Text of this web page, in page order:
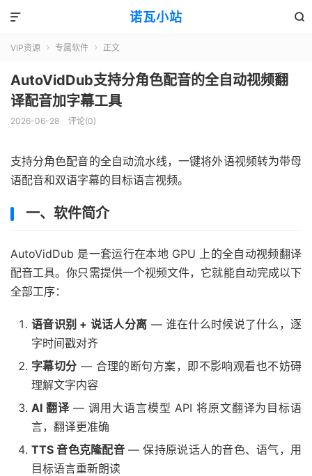
诺瓦小站 

VIP资源  专属软件  正文
AutoVidDub支持分角色配音的全自动视频翻
译配音加字幕工具
2026-06-28 评论(0)
支持分角色配音的全自动流水线，一键将外语视频转为带母
语配音和双语字幕的目标语言视频。
一、软件简介
AutoVidDub 是一套运行在本地 GPU 上的全自动视频翻译
配音工具。你只需提供一个视频文件，它就能自动完成以下
全部工序：
语音识别 + 说话人分离 — 谁在什么时候说了什么，逐
字时间戳对齐
字幕切分 — 合理的断句方案，即不影响观看也不妨碍
理解文字内容
AI 翻译— 调用大语言模型 API 将原文翻译为目标语
言，翻译更准确
TTS 音色克隆配音— 保持原说话人的音色、语气，用
目标语言重新朗读